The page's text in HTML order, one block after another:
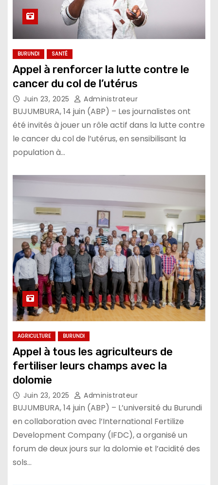
BURUNDI SANTÉ
Appel à renforcer la lutte contre le
cancer du col de l’utérus
Juin 23, 2025 Administrateur
BUJUMBURA, 14 juin (ABP) – Les journalistes ont
été invités à jouer un rôle actif dans la lutte contre
le cancer du col de l’utérus, en sensibilisant la
population à…
AGRICULTURE BURUNDI
Appel à tous les agriculteurs de
fertiliser leurs champs avec la
dolomie
Juin 23, 2025 Administrateur
BUJUMBURA, 14 juin (ABP) – L’université du Burundi
en collaboration avec l’International Fertilize
Development Company (IFDC), a organisé un
forum de deux jours sur la dolomie et l’acidité des
sols…